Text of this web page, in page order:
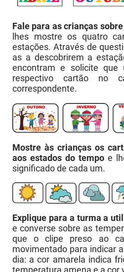
Fale para as crianças
lhes mostre os quatro
estações. Através de
as a descobrirem a
encontram e solicite que
respectivo cartão no
correspondente.
Mostre às crianças os
aos estados do tempo e
significado de cada um.
Explique para a turma a
e converse sobre as
que o clipe preso ao
movimentado para indicar
dia: a cor amarela indica
temperatura amena e a cor